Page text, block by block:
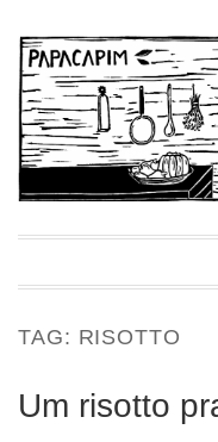
para
conteúdo
TAG: RISOTTO
Um risotto